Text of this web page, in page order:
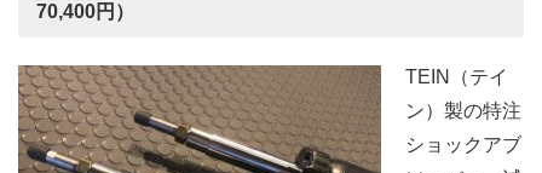
70,400円）
TEIN（テイ
ン）製の特注
ショックアブ